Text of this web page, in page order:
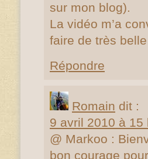
sur mon blog).
La vidéo m’a
faire de très
Répondre
Romain dit :
9 avril 2010 à 15
@ Markoo :
bon courage